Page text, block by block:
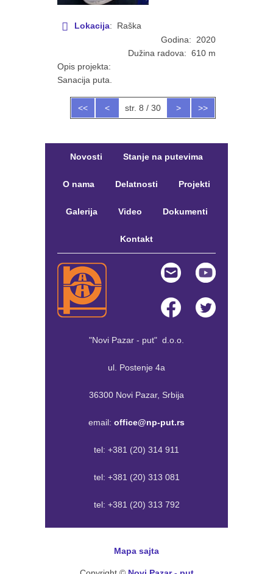
Lokacija: Raška
Godina: 2020
Dužina radova: 610 m
Opis projekta:
Sanacija puta.
<< < >>
>
str. 8 / 30
Novosti Stanje na putevima
O nama Delatnosti Projekti
Galerija Video Dokumenti
Kontakt
"Novi Pazar - put" d.o.o.
ul. Postenje 4a
36300 Novi Pazar, Srbija
email: office@np-put.rs
tel: +381 (20) 314 911
tel: +381 (20) 313 081
tel: +381 (20) 313 792
Mapa sajta